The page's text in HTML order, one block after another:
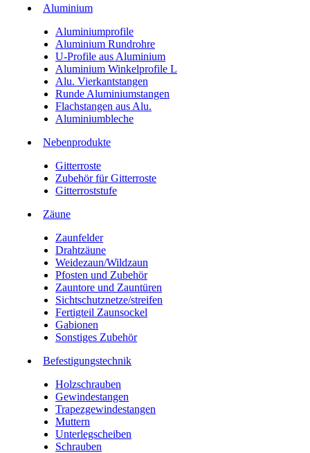
Aluminium
Aluminiumprofile
Aluminium Rundrohre
U-Profile aus Aluminium
Aluminium Winkelprofile L
Alu. Vierkantstangen
Runde Aluminiumstangen
Flachstangen aus Alu.
Aluminiumbleche
Nebenprodukte
Gitterroste
Zubehör für Gitterroste
Gitterroststufe
Zäune
Zaunfelder
Drahtzäune
Weidezaun/Wildzaun
Pfosten und Zubehör
Zauntore und Zauntüren
Sichtschutznetze/streifen
Fertigteil Zaunsockel
Gabionen
Sonstiges Zubehör
Befesti­gungstechnik
Holzschrauben
Gewindestangen
Trapezgewindestangen
Muttern
Unterlegscheiben
Schrauben